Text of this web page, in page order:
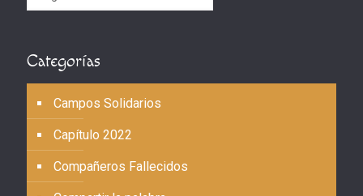
Categorías
Campos Solidarios
Capítulo 2022
Compañeros Fallecidos